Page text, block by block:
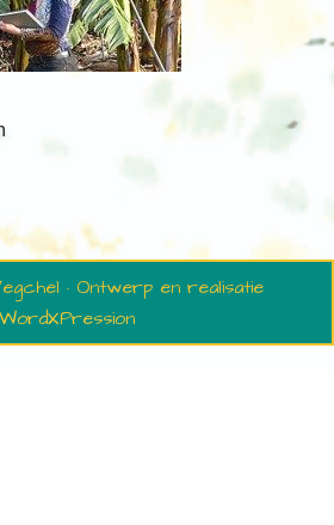
· Ontwerp en realisatie
WordXPression